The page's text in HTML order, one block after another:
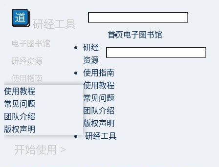
研经工具
电子图书馆
研经资源
使用指南
使用教程
常见问题
团队介绍
版权声明
开始使用 >
首页电子图书馆
研经
资源
使用指南
使用教程
常见问题
团队介绍
版权声明
研经工具